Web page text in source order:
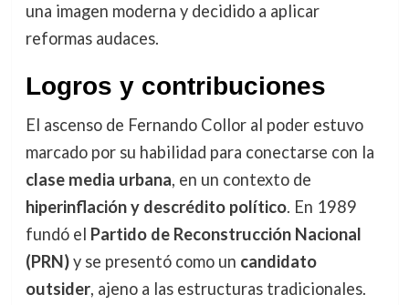
una imagen moderna y decidido a aplicar
reformas audaces.
Logros y contribuciones
El ascenso de Fernando Collor al poder estuvo
marcado por su habilidad para conectarse con la
clase media urbana, en un contexto de
hiperinflación y descrédito político. En 1989
fundó el Partido de Reconstrucción Nacional
(PRN)y se presentó como un candidato
outsider, ajeno a las estructuras tradicionales.